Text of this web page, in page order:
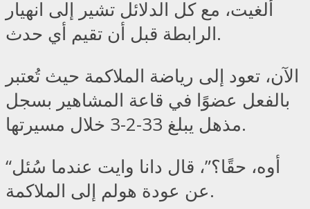
أُلغيت، مع كل الدلائل تشير إلى انهيار
الرابطة قبل أن تقيم أي حدث.
الآن، تعود إلى رياضة الملاكمة حيث تُعتبر
بالفعل عضوًا في قاعة المشاهير بسجل
مذهل يبلغ 33-2-3 خلال مسيرتها.
“أوه، حقًا؟”، قال دانا وايت عندما سُئل
عن عودة هولم إلى الملاكمة.